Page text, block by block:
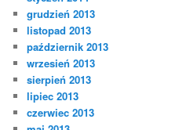
grudzień 2013
listopad 2013
październik 2013
wrzesień 2013
sierpień 2013
lipiec 2013
czerwiec 2013